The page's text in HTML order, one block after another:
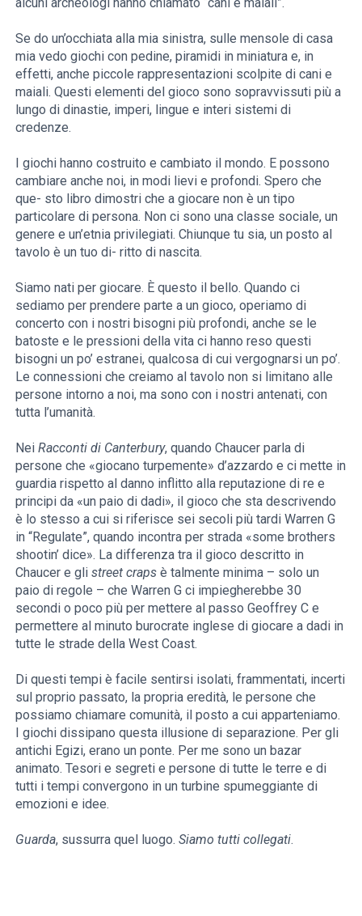
alcuni archeologi hanno chiamato “cani e maiali”.
Se do un’occhiata alla mia sinistra, sulle mensole di casa
mia vedo giochi con pedine, piramidi in miniatura e, in
effetti, anche piccole rappresentazioni scolpite di cani e
maiali. Questi elementi del gioco sono sopravvissuti più a
lungo di dinastie, imperi, lingue e interi sistemi di
credenze.
I giochi hanno costruito e cambiato il mondo. E possono
cambiare anche noi, in modi lievi e profondi. Spero che
que- sto libro dimostri che a giocare non è un tipo
particolare di persona. Non ci sono una classe sociale, un
genere e un’etnia privilegiati. Chiunque tu sia, un posto al
tavolo è un tuo di- ritto di nascita.
Siamo nati per giocare. È questo il bello. Quando ci
sediamo per prendere parte a un gioco, operiamo di
concerto con i nostri bisogni più profondi, anche se le
batoste e le pressioni della vita ci hanno reso questi
bisogni un po’ estranei, qualcosa di cui vergognarsi un po’.
Le connessioni che creiamo al tavolo non si limitano alle
persone intorno a noi, ma sono con i nostri antenati, con
tutta l’umanità.
NeiRacconti di Canterbury, quando Chaucer parla di
persone che «giocano turpemente» d’azzardo e ci mette in
guardia rispetto al danno inflitto alla reputazione di re e
principi da «un paio di dadi», il gioco che sta descrivendo
è lo stesso a cui si riferisce sei secoli più tardi Warren G
in “Regulate”, quando incontra per strada «some brothers
shootin’ dice». La differenza tra il gioco descritto in
Chaucer e glistreet craps è talmente minima – solo un
paio di regole – che Warren G ci impiegherebbe 30
secondi o poco più per mettere al passo Geoffrey C e
permettere al minuto burocrate inglese di giocare a dadi in
tutte le strade della West Coast.
Di questi tempi è facile sentirsi isolati, frammentati, incerti
sul proprio passato, la propria eredità, le persone che
possiamo chiamare comunità, il posto a cui apparteniamo.
I giochi dissipano questa illusione di separazione. Per gli
antichi Egizi, erano un ponte. Per me sono un bazar
animato. Tesori e segreti e persone di tutte le terre e di
tutti i tempi convergono in un turbine spumeggiante di
emozioni e idee.
Guarda, sussurra quel luogo.Siamo tutti collegati.